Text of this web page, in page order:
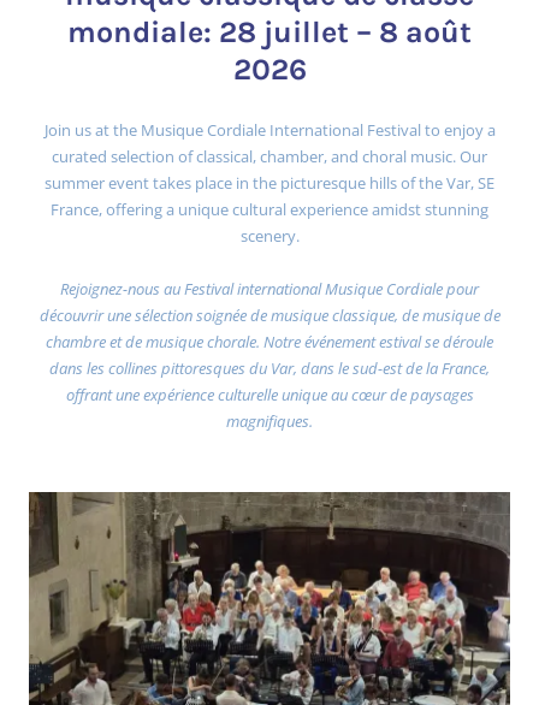
mondiale: 28 juillet – 8 août
2026
Join us at the Musique Cordiale International Festival to enjoy a
curated selection of classical, chamber, and choral music. Our
summer event takes place in the picturesque hills of the Var, SE
France, offering a unique cultural experience amidst stunning
scenery.
Rejoignez-nous au Festival international Musique Cordiale pour
découvrir une sélection soignée de musique classique, de musique de
chambre et de musique chorale. Notre événement estival se déroule
dans les collines pittoresques du Var, dans le sud-est de la France,
offrant une expérience culturelle unique au cœur de paysages
magnifiques.